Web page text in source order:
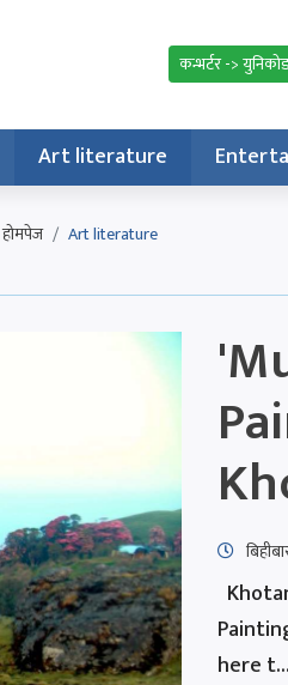
कन्भर्टर ->
Art literature
होमपेज Art literature
here t...